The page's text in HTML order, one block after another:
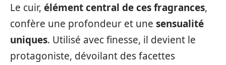
Le cuir, élément central de ces fragrances,
confère une profondeur et une sensualité
uniques. Utilisé avec finesse, il devient le
protagoniste, dévoilant des facettes